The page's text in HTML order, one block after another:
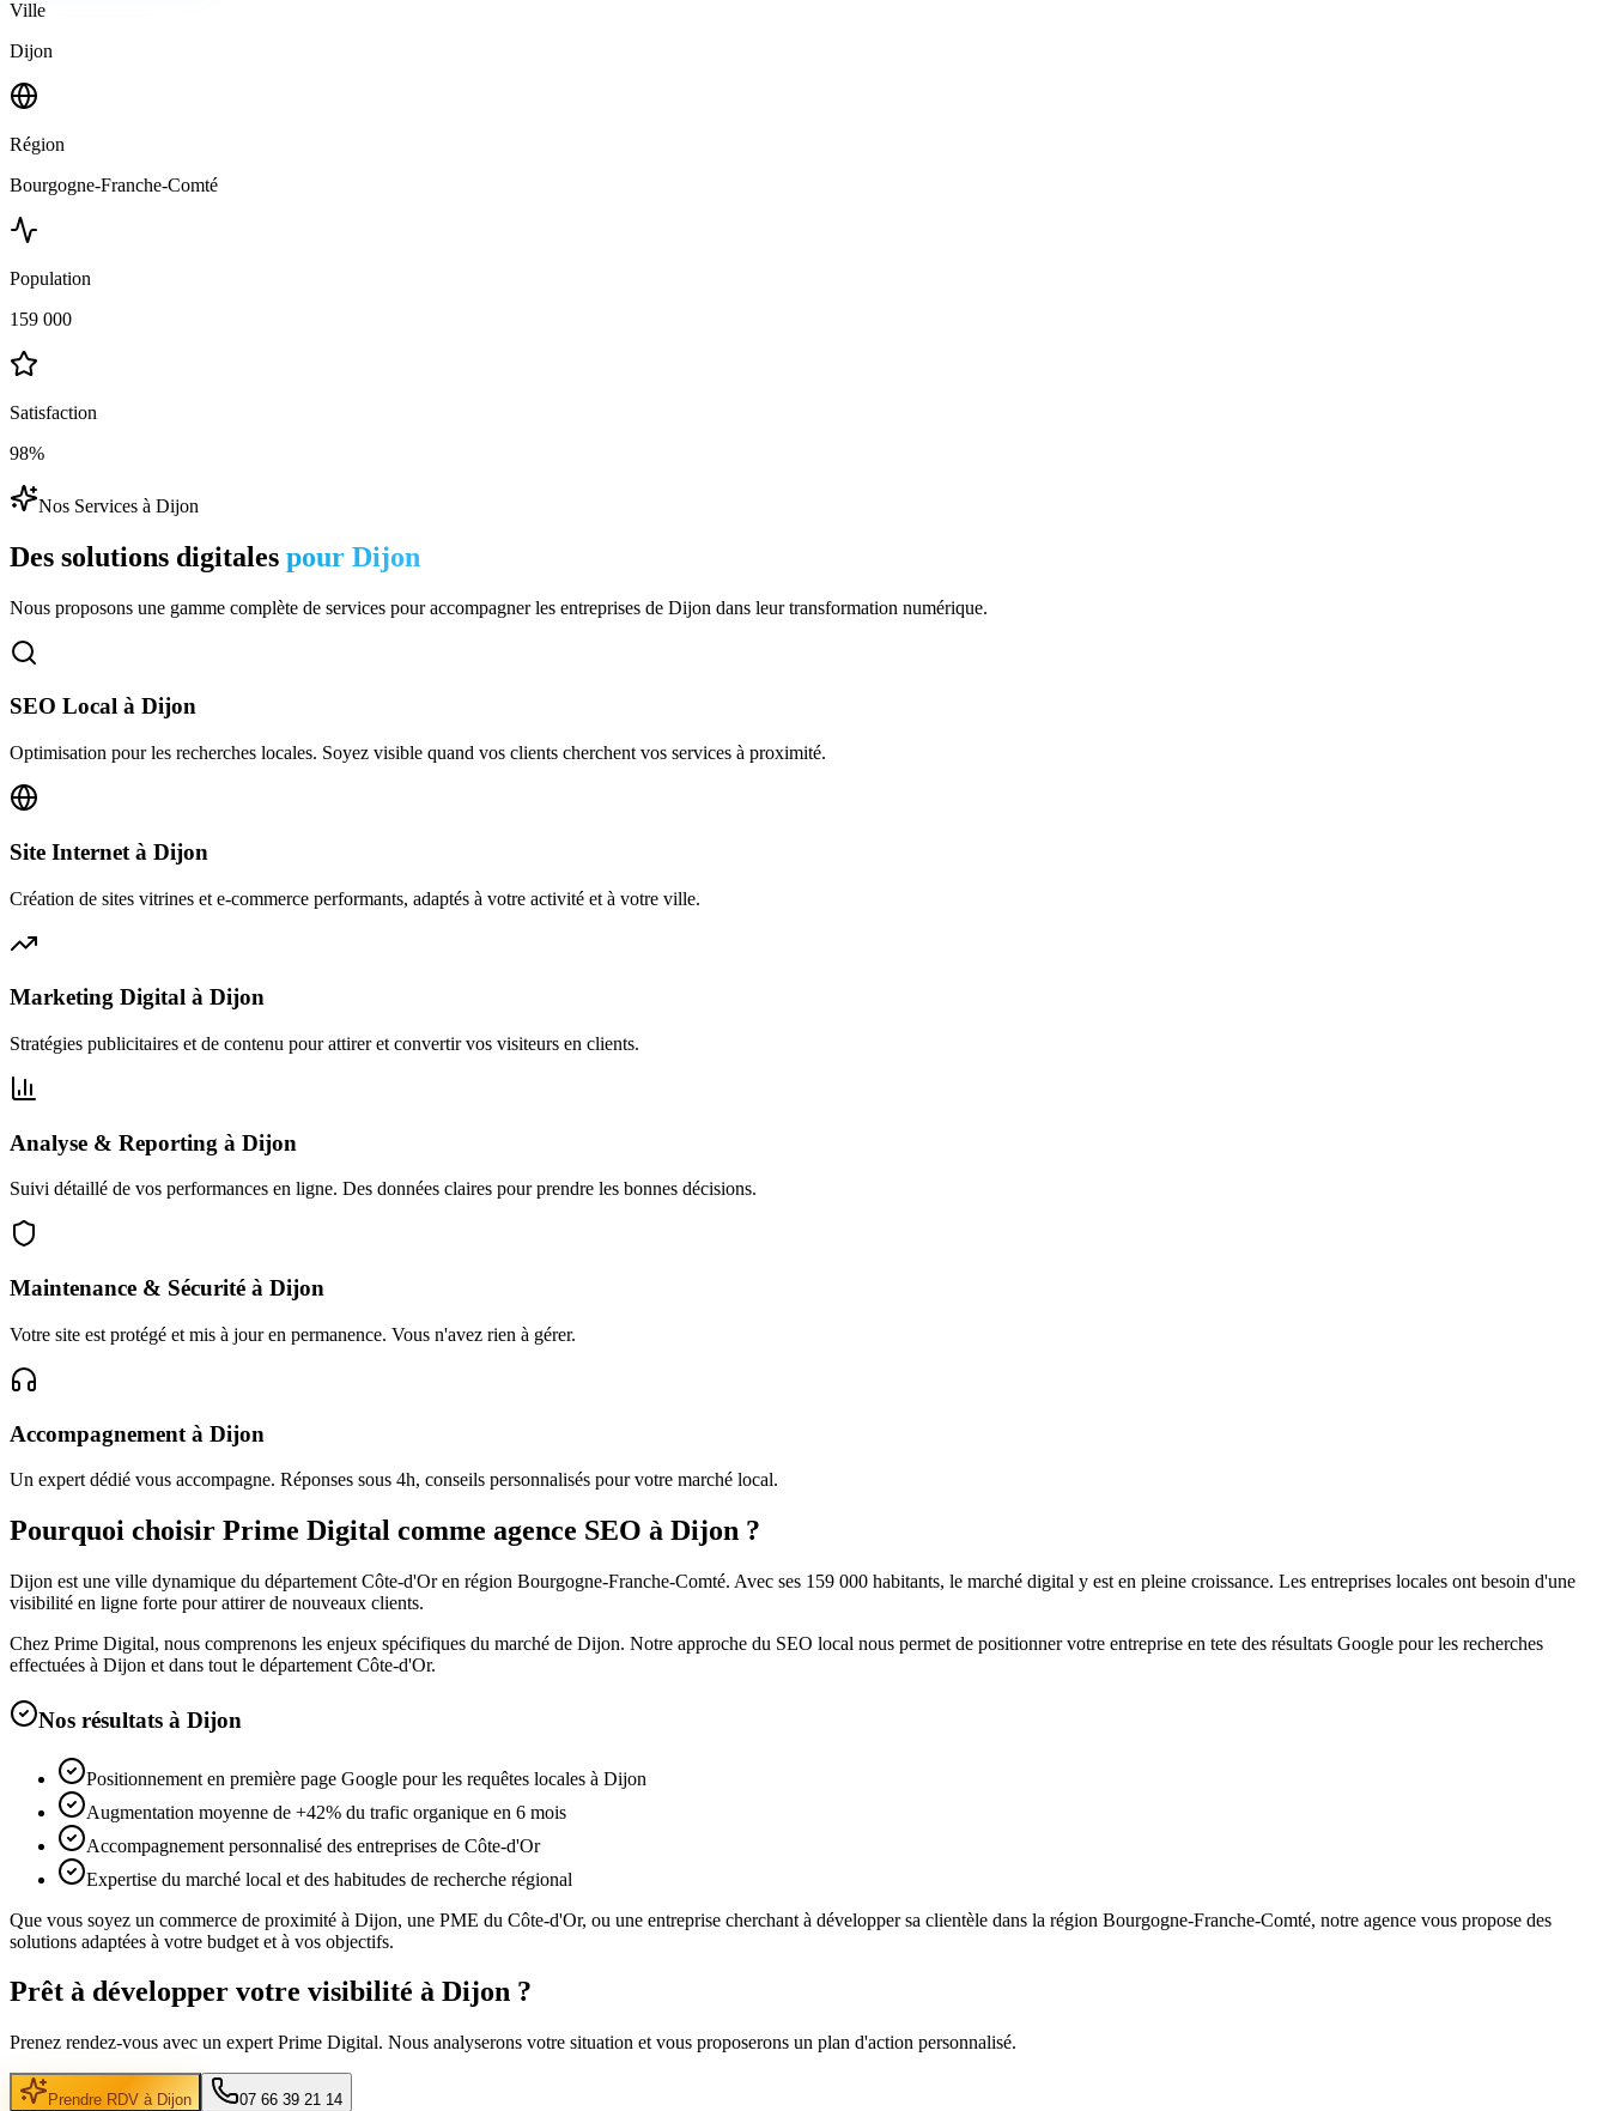
Ville
Dijon
Région
Bourgogne-Franche-Comté
Population
159 000
Satisfaction
98%
Nos Services à Dijon
Des solutions digitales pour Dijon
Nous proposons une gamme complète de services pour accompagner les entreprises de Dijon dans leur transformation numérique.
SEO Local à Dijon
Optimisation pour les recherches locales. Soyez visible quand vos clients cherchent vos services à proximité.
Site Internet à Dijon
Création de sites vitrines et e-commerce performants, adaptés à votre activité et à votre ville.
Marketing Digital à Dijon
Stratégies publicitaires et de contenu pour attirer et convertir vos visiteurs en clients.
Analyse & Reporting à Dijon
Suivi détaillé de vos performances en ligne. Des données claires pour prendre les bonnes décisions.
Maintenance & Sécurité à Dijon
Votre site est protégé et mis à jour en permanence. Vous n'avez rien à gérer.
Accompagnement à Dijon
Un expert dédié vous accompagne. Réponses sous 4h, conseils personnalisés pour votre marché local.
Pourquoi choisir Prime Digital comme agence SEO à Dijon ?
Dijon est une ville dynamique du département Côte-d'Oren région Bourgogne-Franche-Comté. Avec ses 159 000 habitants, le marché digital y est en pleine croissance. Les entreprises locales ont besoin d'une
visibilité en ligne forte pour attirer de nouveaux clients.
Chez Prime Digital, nous comprenons les enjeux spécifiques du marché de Dijon. Notre approche du SEO local nous permet de positionner votre entreprise en tete des résultats Google pour les recherches
effectuées à Dijon et dans tout le département Côte-d'Or.
Nos résultats à Dijon
Positionnement en première page Google pour les requêtes locales à Dijon
Augmentation moyenne de +42% du trafic organique en 6 mois
Accompagnement personnalisé des entreprises de Côte-d'Or
Expertise du marché local et des habitudes de recherche régional
Que vous soyez un commerce de proximité à Dijon, une PME du Côte-d'Or, ou une entreprise cherchant à développer sa clientèle dans la région Bourgogne-Franche-Comté, notre agence vous propose des
solutions adaptées à votre budget et à vos objectifs.
Prêt à développer votre visibilité à Dijon ?
Prenez rendez-vous avec un expert Prime Digital. Nous analyserons votre situation et vous proposerons un plan d'action personnalisé.
Prendre RDV à Dijon 07 66 39 21 14